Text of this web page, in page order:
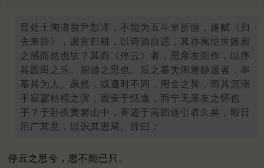
晋处士陶潜尝尹彭泽，不能为五斗米折腰，遂赋《归
去来辞》，谢官归耕，以诗酒自适，其亦寓愤世嫉邪
之感而然也欤？其而《停云》者，思亲友而作，以序
其园田之乐、朋游之思也。后之慕夫闲雅静退者，率
慕其为人。虽然，或遭时不同，用舍之异，而其沉溺
乎寂寥枯槁之滨，固安于恬逸，而宁无亲友之怀也
乎？予卧疾黄箬山中，寄迹于高蹈远引者久矣，暇日
用广其意，以识其思焉。辞曰：
停云之思兮，思不能已只。